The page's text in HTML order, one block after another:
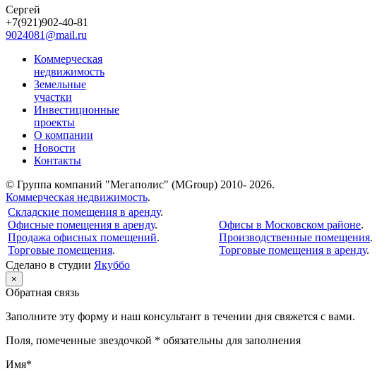
Сергей
+7(921)902-40-81
9024081@mail.ru
Коммерческая
недвижимость
Земельные
участки
Инвестиционные
проекты
О компании
Новости
Контакты
© Группа компаний "Мегаполис" (MGroup) 2010- 2026.
Коммерческая недвижимость.
Складские помещения в аренду.
Офисные помещения в аренду.
Продажа офисных помещений.
Торговые помещения.
Офисы в Московском районе.
Производственные помещения.
Торговые помещения в аренду.
Сделано в студии Якуббо
×
Обратная связь
Заполните эту форму и наш консультант в течении дня свяжется с вами.
Поля, помеченные звездочкой * обязательны для заполнения
Имя*